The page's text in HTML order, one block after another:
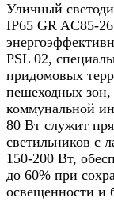
Уличный
IP65 GR AC85-
PSL 02,
придомовых
пешеходных зон,
коммунальной
80 Вт служит
светильников
150-200 Вт,
до 60% при
освещенности и